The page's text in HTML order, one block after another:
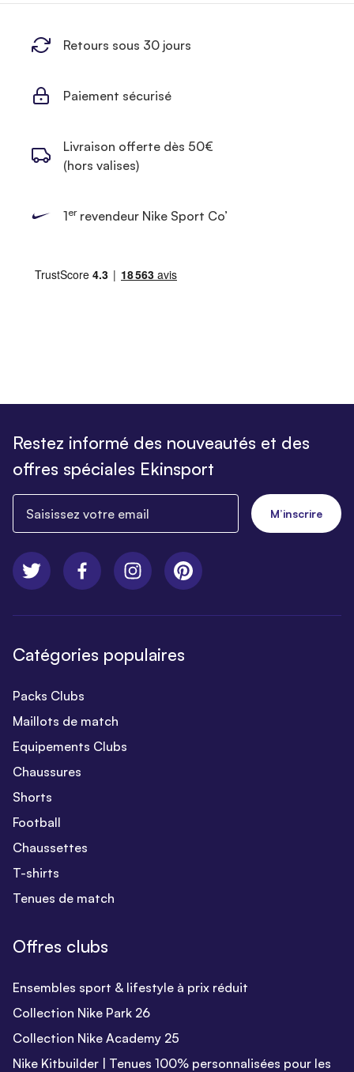
Retours sous 30 jours
Paiement sécurisé
Livraison offerte dès 50€
(hors valises)
1errevendeur Nike Sport Co’
Restez informé des nouveautés et des
offres spéciales Ekinsport
M’inscrire
Catégories populaires
Packs Clubs
Maillots de match
Equipements Clubs
Chaussures
Shorts
Football
Chaussettes
T-shirts
Tenues de match
Offres clubs
Ensembles sport & lifestyle à prix réduit
Collection Nike Park 26
Collection Nike Academy 25
Nike Kitbuilder | Tenues 100% personnalisées pour les